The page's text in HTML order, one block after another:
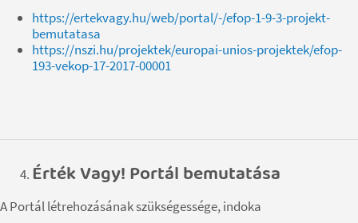
https://ertekvagy.hu/web/portal/-/efop-1-9-3-projekt-
bemutatasa
https://nszi.hu/projektek/europai-unios-projektek/efop-
193-vekop-17-2017-00001
Érték Vagy! Portál bemutatása
A Portál létrehozásának szükségessége, indoka